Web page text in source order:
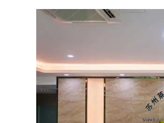
适
领